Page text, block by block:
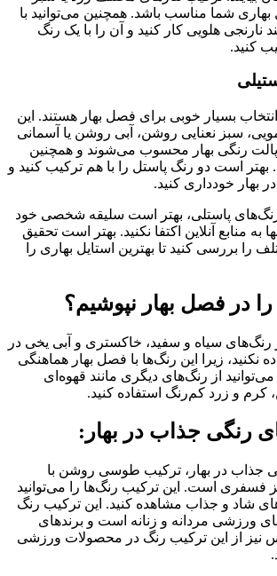
بهاری شما مناسب باشد. همچنین می‌توانید با
نارنجی هلویی کار کنید و آن را با یک رنگ
کنید.
بسیار خوبی برای فصل بهار هستند. این
سبز نعنایی روشن، آبی روشن یا آسمانی
رنگی بهار محسوب می‌شوند و همچنین
بهتر است دو رنگ پاستل را با هم ترکیب کنید و
بهار خودداری کنید.
پاستلی، بهتر است سلیقه شخصی خود
به منابع آنلاین اکتفا نکنید. بهتر است تحقیق
را بررسی کنید تا بهترین استایل بهاری را
در فصل بهار نپوشیم؟
رنگ‌های سیاه و سفید، خاکستری و آبی یخی در
نکنید، زیرا این رنگ‌ها با فصل بهار هماهنگی
می‌توانید از رنگ‌های دیگری مانند قهوه‌ای
و زرد کم‌رنگ استفاده کنید.
رنگی جذاب در بهار:
جذاب در بهار، ترکیب طوسی روشن با
فسفری است. این ترکیب رنگ‌ها را می‌توانید
شاد و جذاب مشاهده کنید. این ترکیب رنگ
ورزشی مردانه و زنانه است و برندهای
نیز از این ترکیب رنگ در محصولات ورزشی